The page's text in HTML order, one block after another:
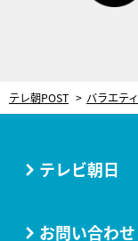
テレ朝POST バラエティ
テレビ朝日
お問い合わせ